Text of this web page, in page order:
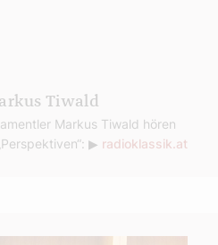
Tiwald
Markus Tiwald hören
▶ radioklassik.at